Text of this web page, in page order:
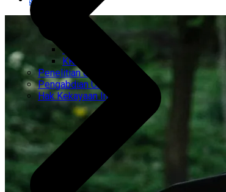
CEMTI
KK Regresi
Penelitian Unggulan
Pengabdian Unggulan
Hak Kekayaan Intelektual